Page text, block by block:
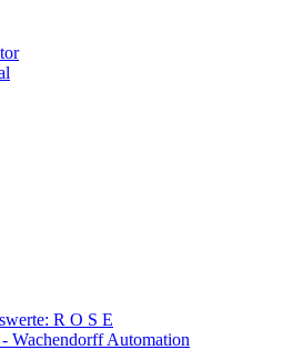
R O S E
Wachendorff Automation